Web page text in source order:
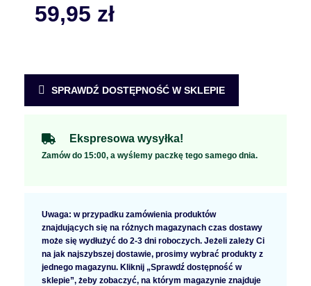
59,95 zł
SPRAWDŹ DOSTĘPNOŚĆ W SKLEPIE
Ekspresowa wysyłka!
Zamów do 15:00, a wyślemy paczkę tego samego dnia.
Uwaga: w przypadku zamówienia produktów
znajdujących się na różnych magazynach czas dostawy
może się wydłużyć do 2-3 dni roboczych. Jeżeli zależy Ci
na jak najszybszej dostawie, prosimy wybrać produkty z
jednego magazynu. Kliknij „Sprawdź dostępność w
sklepie”, żeby zobaczyć, na którym magazynie znajduje